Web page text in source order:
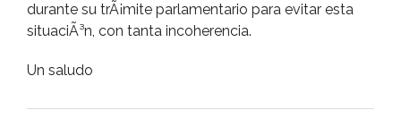
durante su trÃ¡mite parlamentario para evitar esta
situaciÃ³n, con tanta incoherencia.
Un saludo